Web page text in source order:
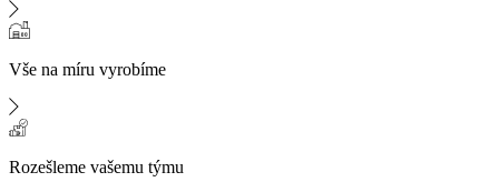
Vše na míru vyrobíme
Rozešleme vašemu týmu